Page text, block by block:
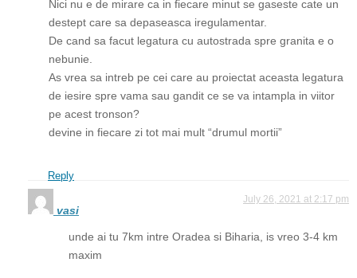
Nici nu e de mirare ca in fiecare minut se gaseste cate un
destept care sa depaseasca iregulamentar.
De cand sa facut legatura cu autostrada spre granita e o
nebunie.
As vrea sa intreb pe cei care au proiectat aceasta legatura
de iesire spre vama sau gandit ce se va intampla in viitor
pe acest tronson?
devine in fiecare zi tot mai mult “drumul mortii”
Reply
vasi
July 26, 2021 at 2:17 pm
unde ai tu 7km intre Oradea si Biharia, is vreo 3-4 km
maxim